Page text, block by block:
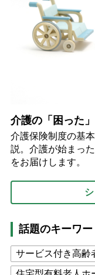
介護の「困った
介護保険制度の基
説。介護が始まっ
をお届けします。
話題のキーワー
サービス付き高齢